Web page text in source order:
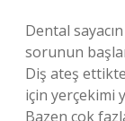
Dental
sorunun
Diş ateş
için yerçekimi
Bazen çok